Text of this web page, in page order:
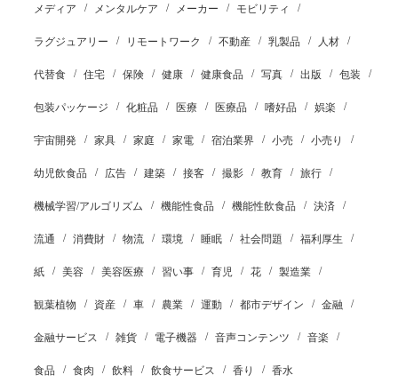
メディア メンタルケア メーカー モビリティ
ラグジュアリー リモートワーク 不動産 乳製品 人材
代替食 住宅 保険 健康 健康食品 写真 出版 包装
包装パッケージ 化粧品 医療 医療品 嗜好品 娯楽
宇宙開発 家具 家庭 家電 宿泊業界 小売 小売り
幼児飲食品 広告 建築 接客 撮影 教育 旅行
機械学習/アルゴリズム 機能性食品 機能性飲食品 決済
流通 消費財 物流 環境 睡眠 社会問題 福利厚生
紙 美容 美容医療 習い事 育児 花 製造業
観葉植物 資産 車 農業 運動 都市デザイン 金融
金融サービス 雑貨 電子機器 音声コンテンツ 音楽
食品 食肉 飲料 飲食サービス 香り 香水